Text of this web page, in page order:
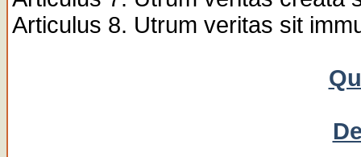
Articulus 8. Utrum veritas sit